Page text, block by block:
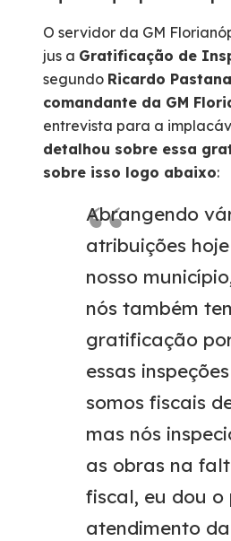
O servidor da GM
jus a Gratificação de
segundo Ricardo
comandante da GM
entrevista para a
detalhou sobre essa
sobre isso logo abaixo:
Abrangendo
atribuições
nosso
nós também
gratificação
essas
somos fiscais
mas nós
as obras na
fiscal, eu dou o
atendimento